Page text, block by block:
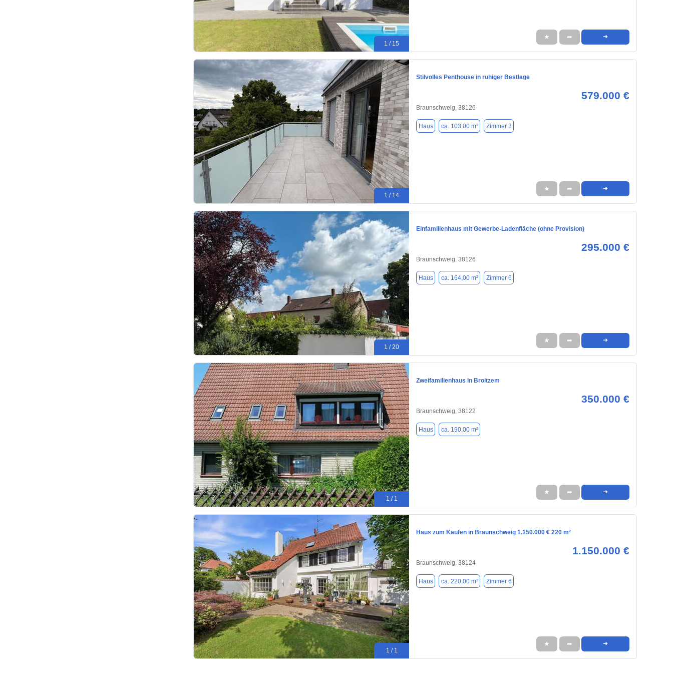
1 / 15
★ ➦ ➜
1 / 14
Stilvolles Penthouse in ruhiger Bestlage
579.000 €
Braunschweig, 38126
Haus ca. 103,00 m² Zimmer 3
★ ➦ ➜
1 / 20
Einfamilienhaus mit Gewerbe-Ladenfläche (ohne Provision)
295.000 €
Braunschweig, 38126
Haus ca. 164,00 m² Zimmer 6
★ ➦ ➜
1 / 1
Zweifamilienhaus in Broitzem
350.000 €
Braunschweig, 38122
Haus ca. 190,00 m²
★ ➦ ➜
1 / 1
Haus zum Kaufen in Braunschweig 1.150.000 € 220 m²
1.150.000 €
Braunschweig, 38124
Haus ca. 220,00 m² Zimmer 6
★ ➦ ➜